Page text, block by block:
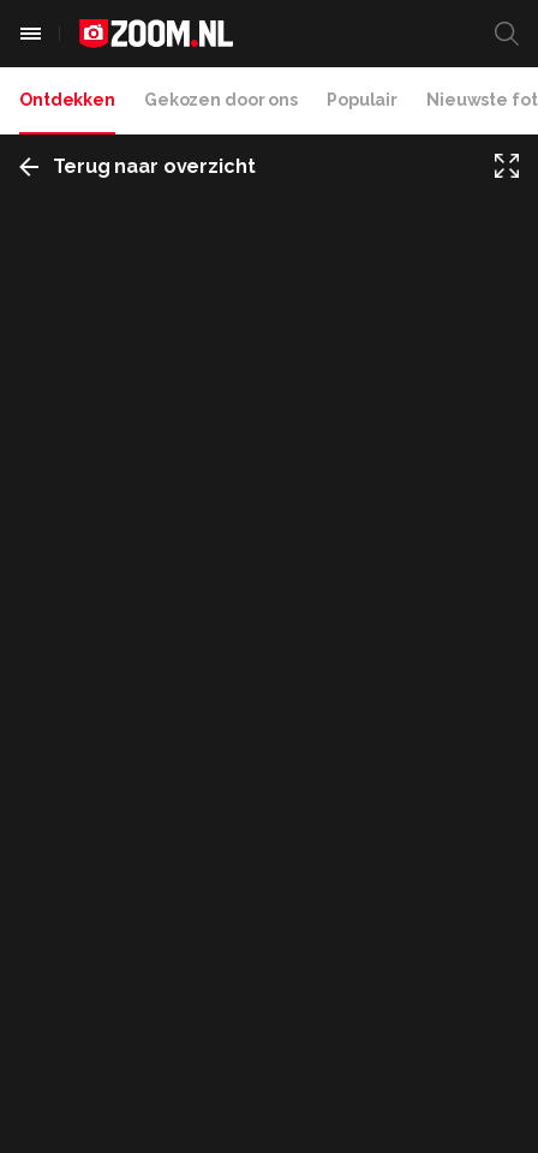
Ontdekken Gekozen door ons Populair Nieuwste
Terug naar overzicht